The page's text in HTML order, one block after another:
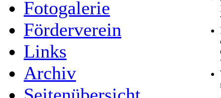
Fotogalerie
Förderverein
Links
Archiv